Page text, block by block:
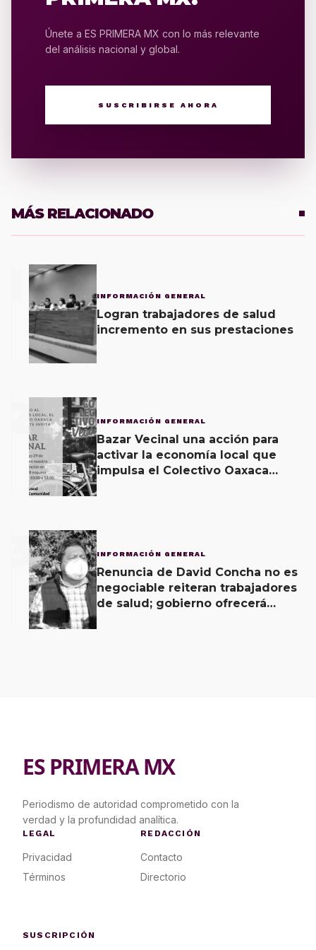
Únete a ES PRIMERA MX con lo más relevante
del análisis nacional y global.
SUSCRIBIRSE AHORA
MÁS RELACIONADO
INFORMACIÓN GENERAL
Logran trabajadores de salud
incremento en sus prestaciones
2 INFORMACIÓN GENERAL
Bazar Vecinal una acción para
activar la economía local que
impulsa el Colectivo Oaxaca
3 INFORMACIÓN GENERAL
Renuncia de David Concha no es
negociable reiteran trabajadores
de salud; gobierno ofrecerá
ES PRIMERA MX
Periodismo de autoridad comprometido con la
verdad y la profundidad analítica.
LEGAL
Privacidad
Términos
REDACCIÓN
Contacto
Directorio
SUSCRIPCIÓN